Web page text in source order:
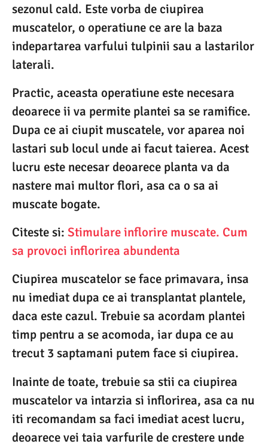
sezonul cald. Este vorba de ciupirea
muscatelor, o operatiune ce are la baza
indepartarea varfului tulpinii sau a lastarilor
laterali.
Practic, aceasta operatiune este necesara
deoarece ii va permite plantei sa se ramifice.
Dupa ce ai ciupit muscatele, vor aparea noi
lastari sub locul unde ai facut taierea. Acest
lucru este necesar deoarece planta va da
nastere mai multor flori, asa ca o sa ai
muscate bogate.
Citeste si: Stimulare inflorire muscate. Cum
sa provoci inflorirea abundenta
Ciupirea muscatelor se face primavara, insa
nu imediat dupa ce ai transplantat plantele,
daca este cazul. Trebuie sa acordam plantei
timp pentru a se acomoda, iar dupa ce au
trecut 3 saptamani putem face si ciupirea.
Inainte de toate, trebuie sa stii ca ciupirea
muscatelor va intarzia si inflorirea, asa ca nu
iti recomandam sa faci imediat acest lucru,
deoarece vei taia varfurile de crestere unde